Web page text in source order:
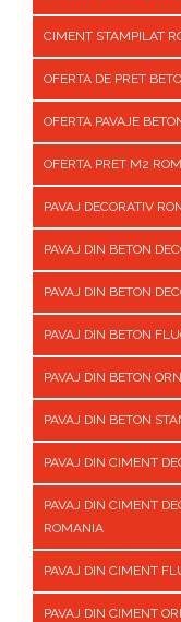
CIMENT STAMPILAT
OFERTA DE PRET
OFERTA PAVAJE
OFERTA PRET M2
PAVAJ DECORATIV
PAVAJ DIN BETON
PAVAJ DIN BETON
PAVAJ DIN BETON
PAVAJ DIN BETON
PAVAJ DIN BETON
PAVAJ DIN CIMENT
PAVAJ DIN CIMENT
ROMANIA
PAVAJ DIN CIMENT
PAVAJ DIN CIMENT